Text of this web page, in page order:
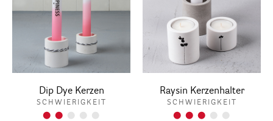
Dip Dye Kerzen
SCHWIERIGKEIT
Raysin Kerzenhalter
SCHWIERIGKEIT